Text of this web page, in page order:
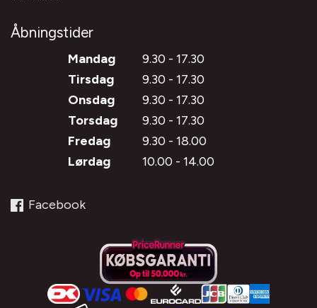
Åbningstider
Mandag
9.30 - 17.30
Tirsdag
9.30 - 17.30
Onsdag
9.30 - 17.30
Torsdag
9.30 - 17.30
Fredag
9.30 - 18.00
Lørdag
10.00 - 14.00
Facebook